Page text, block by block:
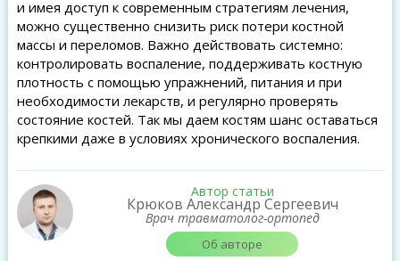
и имея доступ к современным стратегиям лечения,
можно существенно снизить риск потери костной
массы и переломов. Важно действовать системно:
контролировать воспаление, поддерживать костную
плотность с помощью упражнений, питания и при
необходимости лекарств, и регулярно проверять
состояние костей. Так мы даем костям шанс оставаться
крепкими даже в условиях хронического воспаления.
Автор статьи
Крюков Александр Сергеевич
Врач травматолог-ортопед
Об авторе